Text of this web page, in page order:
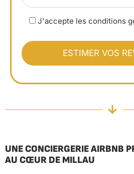
J'accepte les conditions
UNE CONCIERGERIE AIRBNB
AU CŒUR DE MILLAU